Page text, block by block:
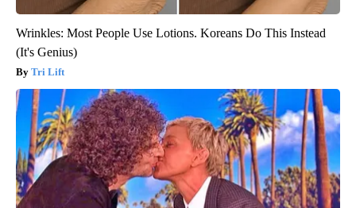
Wrinkles: Most People Use Lotions. Koreans Do This Instead
(It's Genius)
Tri Lift